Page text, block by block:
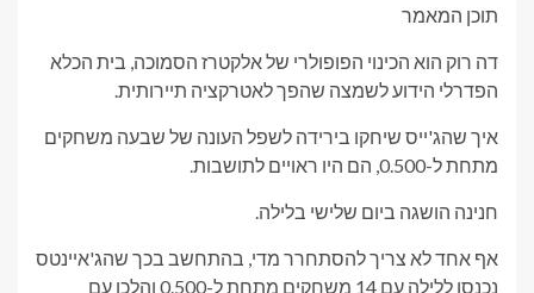
תוכן המאמר
דה רוק הוא הכינוי הפופולרי של אלקטרז הסמוכה, בית הכלא
הפדרלי הידוע לשמצה שהפך לאטרקציה תיירותית.
איך שהג'ייס שיחקו בירידה לשפל העונה של שבעה משחקים
מתחת ל-0.500, הם היו ראויים לתושבות.
חנינה הושגה ביום שלישי בלילה.
אף אחד לא צריך להסתחרר מדי, בהתחשב בכך שהג'איינטס
נכנסו ללילה עם 14 משחקים מתחת ל-0.500 והלכו עם